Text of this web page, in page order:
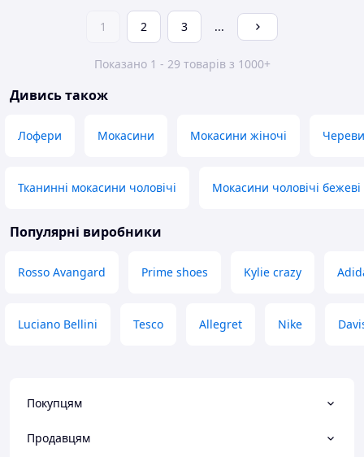
1 2 3 ...
Показано 1 - 29 товарів з 1000+
Дивись також
Лофери Мокасини Мокасини жіночі
Тканинні мокасини чоловічі Мокасини чоловічі бежеві
Популярні виробники
Rosso Avangard Prime shoes Kylie crazy
Luciano Bellini Tesco Allegret Nike
Покупцям
Продавцям